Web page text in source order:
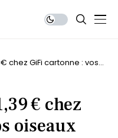
chez GiFi cartonne : vos
€ chez
oiseaux